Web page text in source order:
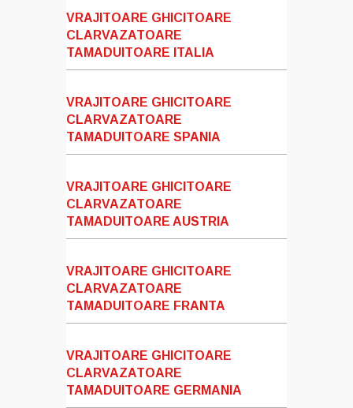
VRAJITOARE GHICITOARE
CLARVAZATOARE
TAMADUITOARE ITALIA
VRAJITOARE GHICITOARE
CLARVAZATOARE
TAMADUITOARE SPANIA
VRAJITOARE GHICITOARE
CLARVAZATOARE
TAMADUITOARE AUSTRIA
VRAJITOARE GHICITOARE
CLARVAZATOARE
TAMADUITOARE FRANTA
VRAJITOARE GHICITOARE
CLARVAZATOARE
TAMADUITOARE GERMANIA